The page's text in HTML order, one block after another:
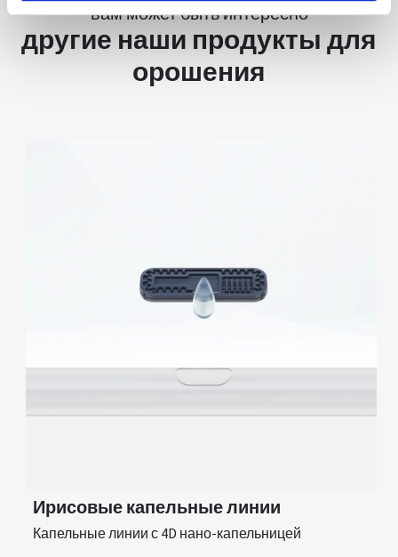
вам может быть интересно
другие наши продукты для
орошения
Ирисовые капельные линии
Капельные линии с 4D нано-капельницей